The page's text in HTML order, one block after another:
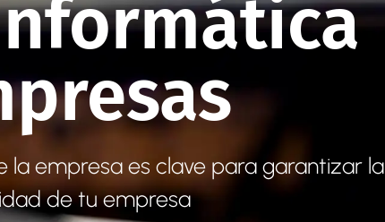
empresa es clave para garantizar la
de tu empresa